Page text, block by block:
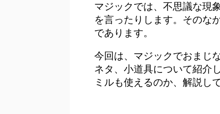
マジックでは、不思議な現
を言ったりします。そのな
であります。
今回は、マジックでおまじ
ネタ、小道具について紹介
ミルも使えるのか、解説し